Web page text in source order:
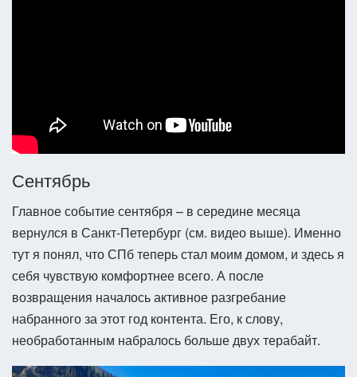
Сентябрь
Главное событие сентября – в середине месяца
вернулся в Санкт-Петербург (см. видео выше). Именно
тут я понял, что СПб теперь стал моим домом, и здесь я
себя чувствую комфортнее всего. А после
возвращения началось активное разгребание
набранного за этот год контента. Его, к слову,
необработанным набралось больше двух терабайт.